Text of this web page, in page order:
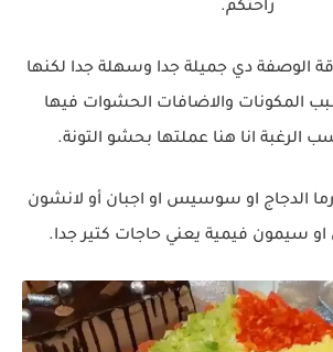
راحتكم.
الوصفة دي جميلة جدا وسهلة جدا لكنها
المكونات والاضافات الحشوات فيها
الرغبة انا هنا عملتها بحشو التونة.
الدجاج او سوسيس او اجبان أو لانشون
او سيمون فيمية يعني حاجات كتير جدا.